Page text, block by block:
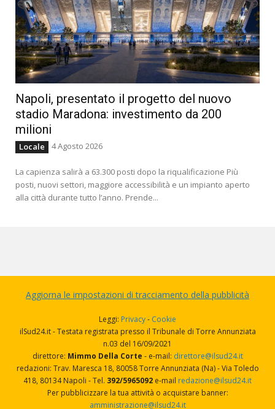
Napoli, presentato il progetto del nuovo
stadio Maradona: investimento da 200
milioni
Locale 4 Agosto 2026
La capienza salirà a 63.300 posti dopo la riqualificazione Più
posti, nuovi settori, maggiore accessibilità e un impianto aperto
alla città durante tutto l’anno. Prende...
Aggiorna le impostazioni di tracciamento della pubblicità
Leggi: Privacy- Cookie
ilSud24.it - Testata registrata presso il Tribunale di Torre Annunziata
n.03 del 16/09/2021
direttore: Mimmo Della Corte - e-mail: direttore@ilsud24.it
redazioni: Trav. Maresca 18, 80058 Torre Annunziata (Na) - Via Toledo
418, 80134 Napoli - Tel. 392/5965092 e-mail redazione@ilsud24.it
Per pubblicizzare la tua attività o acquistare banner:
amministrazione@ilsud24.it